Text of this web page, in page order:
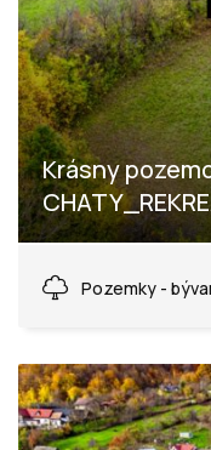
Krásny
Pozemky -